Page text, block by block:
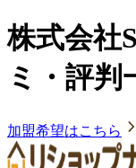
株式会社
ミ・評判
加盟希望はこちら